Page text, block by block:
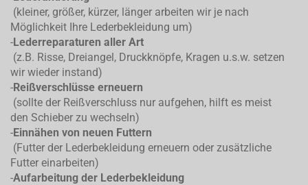
(kleiner, größer, kürzer, länger arbeiten wir je nach
Möglichkeit Ihre Lederbekleidung um)
-Lederreparaturen aller Art
(z.B. Risse, Dreiangel, Druckknöpfe, Kragen u.s.w. setzen
wir wieder instand)
-Reißverschlüsse erneuern
(sollte der Reißverschluss nur aufgehen, hilft es meist
den Schieber zu wechseln)
-Einnähen von neuen Futtern
(Futter der Lederbekleidung erneuern oder zusätzliche
Futter einarbeiten)
-Aufarbeitung der Lederbekleidung